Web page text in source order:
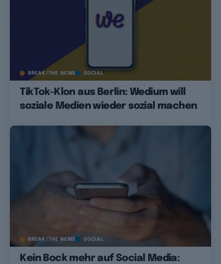
BREAK/THE NEWS SOCIAL
TikTok-Klon aus Berlin: Wedium will
soziale Medien wieder sozial machen
BREAK/THE NEWS SOCIAL
Kein Bock mehr auf Social Media: